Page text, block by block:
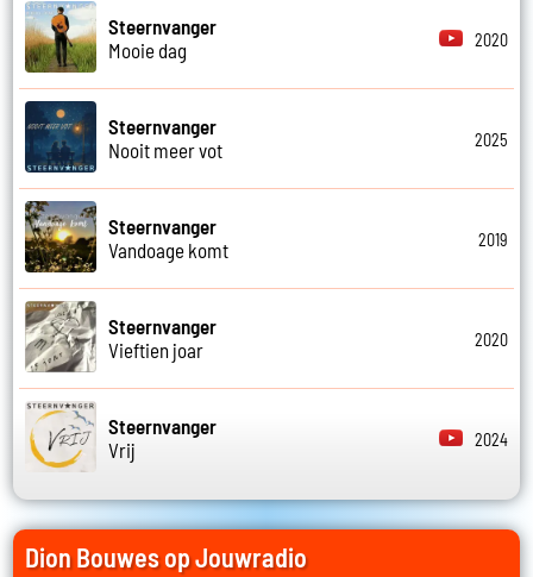
Steernvanger
Mooie dag
2020
Steernvanger
Nooit meer vot
2025
Steernvanger
Vandoage komt
2019
Steernvanger
Vieftien joar
2020
Steernvanger
Vrij
2024
Dion Bouwes op Jouwradio